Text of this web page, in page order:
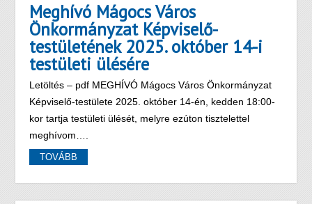
Meghívó Mágocs Város
Önkormányzat Képviselő-
testületének 2025. október 14-i
testületi ülésére
Letöltés – pdf MEGHÍVÓ Mágocs Város Önkormányzat
Képviselő-testülete 2025. október 14-én, kedden 18:00-
kor tartja testületi ülését, melyre ezúton tisztelettel
meghívom….
TOVÁBB